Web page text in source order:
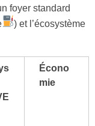
foyer standard
) et l’écosystème
Écono
mie